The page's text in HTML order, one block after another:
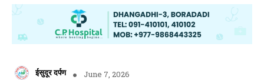
ईसुदूर दर्पण June 7, 2026